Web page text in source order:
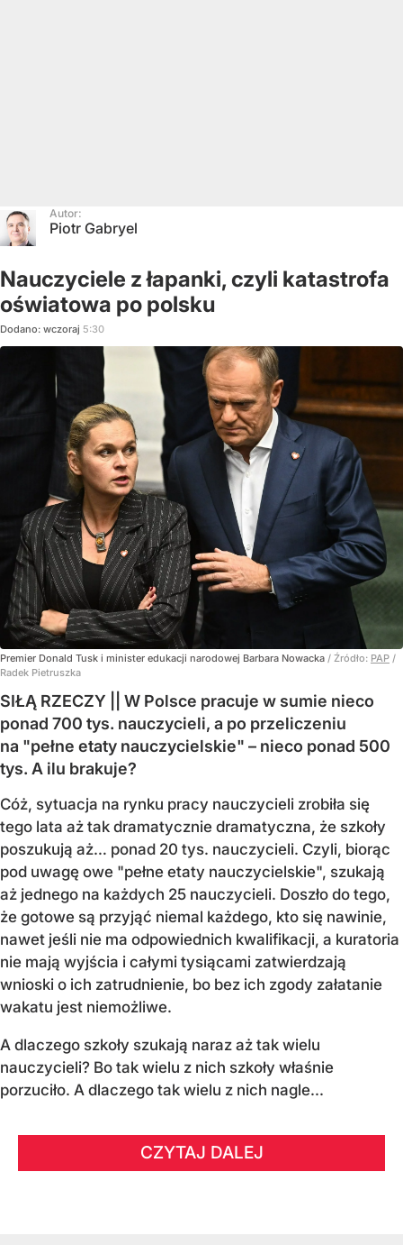
Autor:
Piotr Gabryel
Nauczyciele z łapanki, czyli katastrofa
oświatowa po polsku
Dodano: wczoraj 5:30
Premier Donald Tusk i minister edukacji narodowej Barbara Nowacka / Źródło: PAP /
Radek Pietruszka
SIŁĄ RZECZY || W Polsce pracuje w sumie nieco
ponad 700 tys. nauczycieli, a po przeliczeniu
na "pełne etaty nauczycielskie" – nieco ponad 500
tys. A ilu brakuje?
Cóż, sytuacja na rynku pracy nauczycieli zrobiła się
tego lata aż tak dramatycznie dramatyczna, że szkoły
poszukują aż… ponad 20 tys. nauczycieli. Czyli, biorąc
pod uwagę owe "pełne etaty nauczycielskie", szukają
aż jednego na każdych 25 nauczycieli. Doszło do tego,
że gotowe są przyjąć niemal każdego, kto się nawinie,
nawet jeśli nie ma odpowiednich kwalifikacji, a kuratoria
nie mają wyjścia i całymi tysiącami zatwierdzają
wnioski o ich zatrudnienie, bo bez ich zgody załatanie
wakatu jest niemożliwe.
A dlaczego szkoły szukają naraz aż tak wielu
nauczycieli? Bo tak wielu z nich szkoły właśnie
porzuciło. A dlaczego tak wielu z nich nagle...
CZYTAJ DALEJ